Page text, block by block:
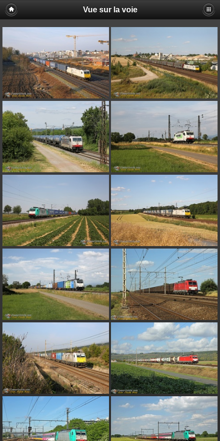
Vue sur la voie